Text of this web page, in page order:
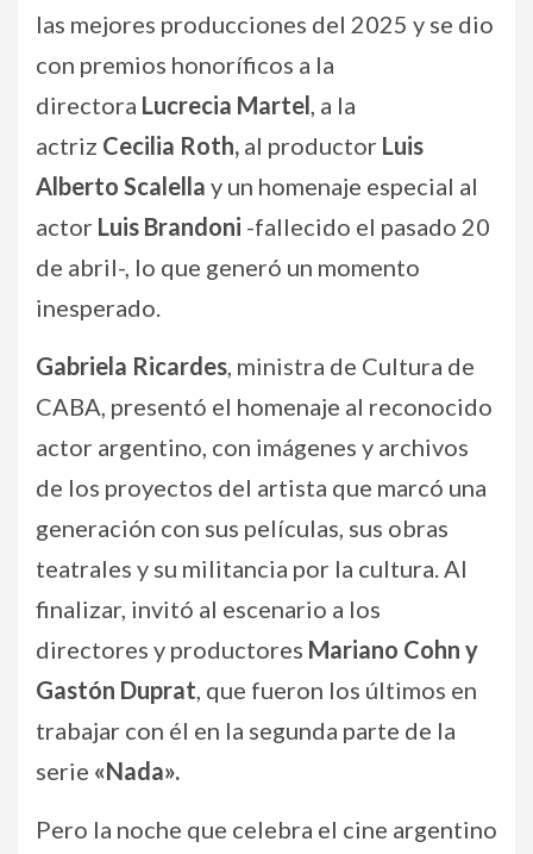
las mejores producciones del 2025 y se dio
con premios honoríficos a la
directora Lucrecia Martel , a la
actriz Cecilia Roth, al productor Luis
Alberto Scalella y un homenaje especial al
actor Luis Brandoni -fallecido el pasado 20
de abril-, lo que generó un momento
inesperado.
Gabriela Ricardes, ministra de Cultura de
CABA, presentó el homenaje al reconocido
actor argentino, con imágenes y archivos
de los proyectos del artista que marcó una
generación con sus películas, sus obras
teatrales y su militancia por la cultura. Al
finalizar, invitó al escenario a los
directores y productores Mariano Cohn y
Gastón Duprat, que fueron los últimos en
trabajar con él en la segunda parte de la
serie «Nada».
Pero la noche que celebra el cine argentino